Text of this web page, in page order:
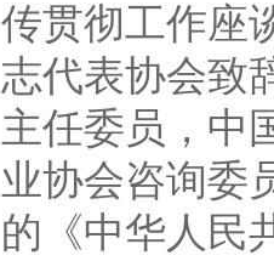
传贯彻工作座
志代表协会致
主任委员，中
业协会咨询委
的《中华人民